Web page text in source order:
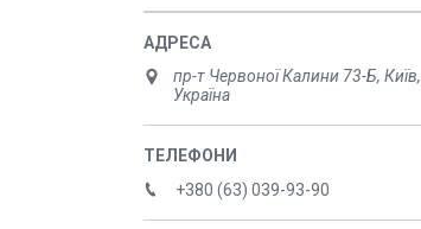
пр-т Червоної Калини 73-Б, Київ,
Україна
+380 (63) 039-93-90